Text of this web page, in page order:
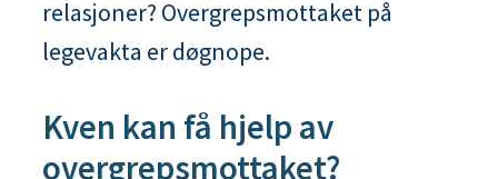
n
relasjoner? Overgrepsmottaket på
legevakta er døgnope.
Kven kan få hjelp av
overgrepsmottaket?